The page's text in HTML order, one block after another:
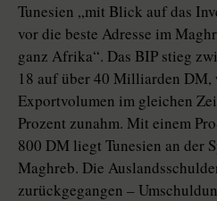
Tunesien „mit Blick auf das
vor die beste Adresse im
ganz Afrika“. Das BIP stieg
18 auf über 40 Milliarden DM,
Exportvolumen im gleichen
Prozent zunahm. Mit einem
800 DM liegt Tunesien an der
Maghreb. Die
zurückgegangen –